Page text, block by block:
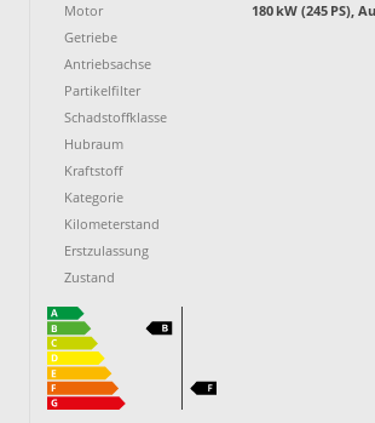
Motor
180 kW (245 PS),
Getriebe
Antriebsachse
Partikelfilter
Schadstoffklasse
Hubraum
Kraftstoff
Kategorie
Kilometerstand
Erstzulassung
Zustand